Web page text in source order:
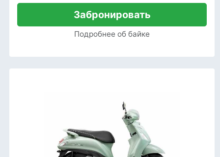
Забронировать
Подробнее об байке